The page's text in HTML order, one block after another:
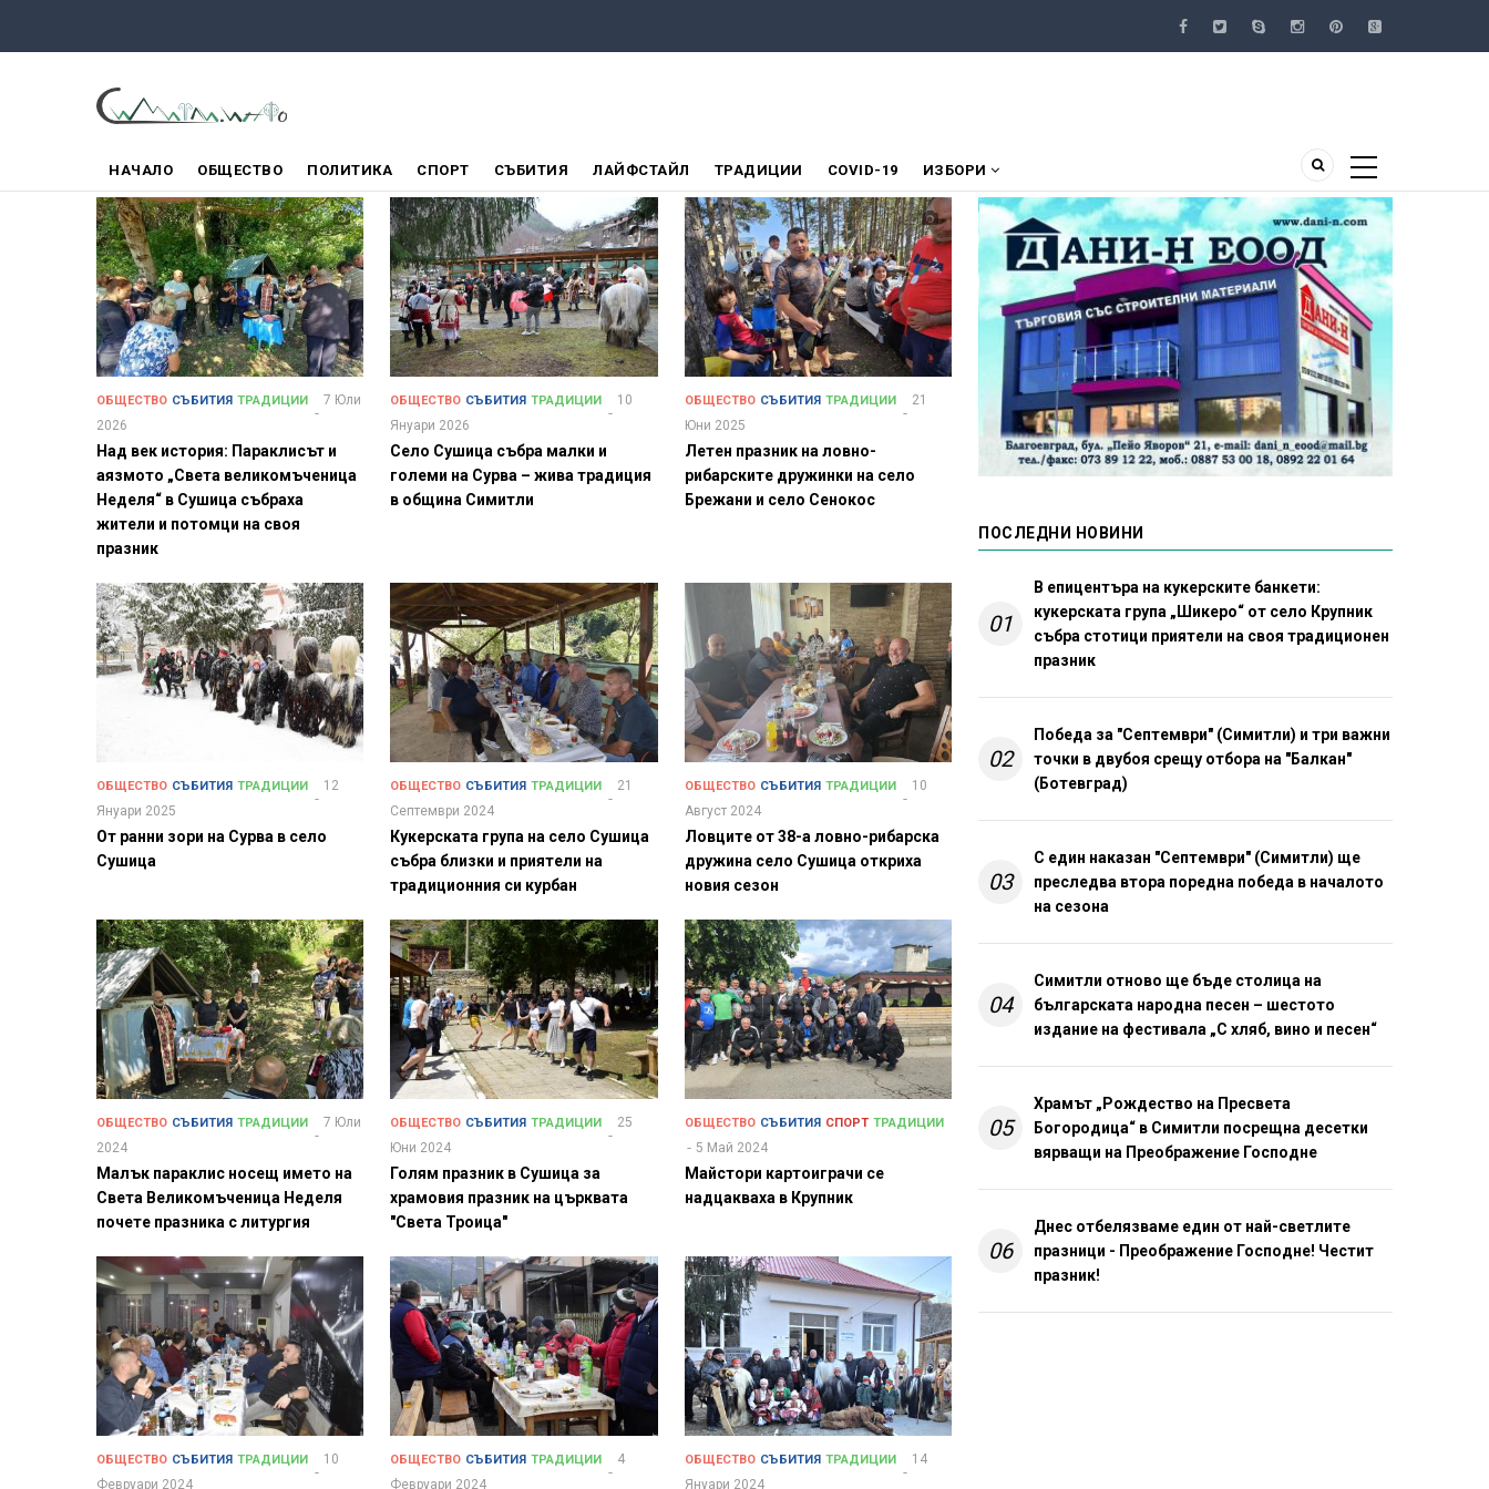
МЕНЮ
НАЧАЛО ОБЩЕСТВО ПОЛИТИКА СПОРТ СЪБИТИЯ ЛАЙФСТАЙЛ ТРАДИЦИИ COVID-19 ИЗБОРИ
ОБЩЕСТВО СЪБИТИЯ ТРАДИЦИИ
7 Юли
2026
Над век история: Параклисът и
аязмото „Света великомъченица
Неделя“ в Сушица събраха
жители и потомци на своя
празник
ОБЩЕСТВО СЪБИТИЯ ТРАДИЦИИ
10
Януари 2026
Село Сушица събра малки и
големи на Сурва – жива традиция
в община Симитли
ОБЩЕСТВО СЪБИТИЯ ТРАДИЦИИ
21
Юни 2025
Летен празник на ловно-
рибарските дружинки на село
Брежани и село Сенокос
ОБЩЕСТВО СЪБИТИЯ ТРАДИЦИИ
12
Януари 2025
От ранни зори на Сурва в село
Сушица
ОБЩЕСТВО СЪБИТИЯ ТРАДИЦИИ
21
Септември 2024
Кукерската група на село Сушица
събра близки и приятели на
традиционния си курбан
ОБЩЕСТВО СЪБИТИЯ ТРАДИЦИИ
10
Август 2024
Ловците от 38-а ловно-рибарска
дружина село Сушица откриха
новия сезон
ОБЩЕСТВО СЪБИТИЯ ТРАДИЦИИ
7 Юли
2024
Малък параклис носещ името на
Света Великомъченица Неделя
почете празника с литургия
ОБЩЕСТВО СЪБИТИЯ ТРАДИЦИИ
25
Юни 2024
Голям празник в Сушица за
храмовия празник на църквата
"Света Троица"
ОБЩЕСТВО СЪБИТИЯ СПОРТ ТРАДИЦИИ
5 Май 2024
Майстори картоиграчи се
надцакваха в Крупник
ОБЩЕСТВО СЪБИТИЯ ТРАДИЦИИ
10
Февруари 2024
ОБЩЕСТВО СЪБИТИЯ ТРАДИЦИИ
4
Февруари 2024
ОБЩЕСТВО СЪБИТИЯ ТРАДИЦИИ
14
Януари 2024
ПОСЛЕДНИ НОВИНИ
01
В епицентъра на кукерските банкети:
кукерската група „Шикеро“ от село Крупник
събра стотици приятели на своя традиционен
празник
02
Победа за "Септември" (Симитли) и три важни
точки в двубоя срещу отбора на "Балкан"
(Ботевград)
03
С един наказан "Септември" (Симитли) ще
преследва втора поредна победа в началото
на сезона
04
Симитли отново ще бъде столица на
българската народна песен – шестото
издание на фестивала „С хляб, вино и песен“
05
Храмът „Рождество на Пресвета
Богородица“ в Симитли посрещна десетки
вярващи на Преображение Господне
06
Днес отбелязваме един от най-светлите
празници - Преображение Господне! Честит
празник!